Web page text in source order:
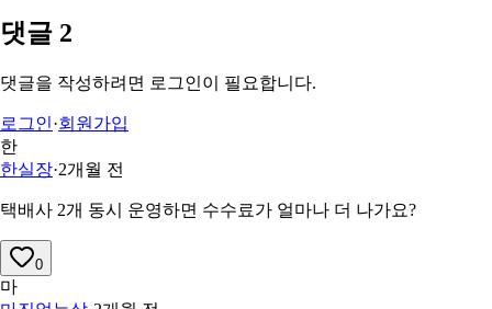
댓글 2
댓글을 작성하려면 로그인이 필요합니다.
로그인·회원가입
한
한실장·2개월 전
택배사 2개 동시 운영하면 수수료가 얼마나 더 나가요?
0
마